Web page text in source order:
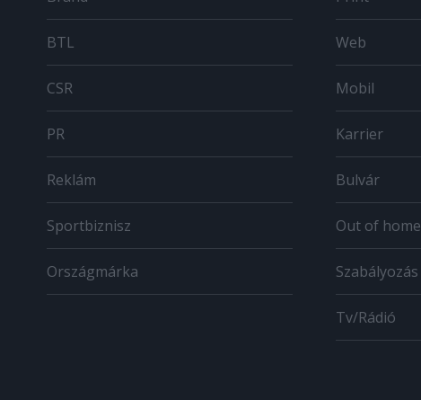
BTL
CSR
PR
Reklám
Sportbiznisz
Országmárka
Web
Mobil
Karrier
Bulvár
Out of home
Szabályozás
Tv/Rádió